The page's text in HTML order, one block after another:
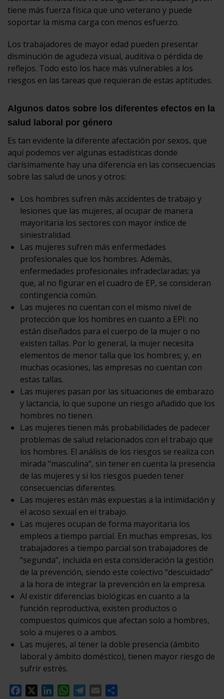
tiene más fuerza física que uno veterano y puede
soportar la misma carga con menos esfuerzo.
Los trabajadores de mayor edad pueden presentar
disminución de agudeza visual, auditiva o pérdida de
reflejos. Todo esto los hace más vulnerables a los
riesgos en las tareas que requieran de estas aptitudes.
Algunos datos sobre los diferentes efectos en la
salud laboral por género
Es tan evidente la diferente afectación por sexos, que
aquí podemos ver algunas estadísticas donde
clarísimamente hay una diferencia en las consecuencias
sobre las salud de unos y otros:
Los hombres sufren más accidentes de trabajo y
lesiones que las mujeres, al ocupar de manera
mayoritaria los sectores con mayor índice de
siniestralidad.
Las mujeres sufren más enfermedades
profesionales que los hombres. Además,
enfermedades profesionales infradeclaradas; ya
que, al no figurar en el cuadro de EP, se consideran
contingencia común.
Las mujeres no cuentan con el mismo nivel de
protección que los hombres en cuanto a EPI: no
están diseñados para el cuerpo de la mujer o no
existen tallas. Por lo general, la mujer necesita
elementos de menor talla que los hombres; y, en
muchas ocasiones, las empresas no cuentan con
estas tallas.
Las mujeres pasan por las situaciones de embarazo
y lactancia, lo que supone un riesgo añadido que los
hombres no tienen.
Las mujeres tienen más probabilidades de padecer
problemas de salud relacionados con el trabajo que
los hombres. El análisis de los riesgos se realiza con
mirada “masculina”, sin tener en cuenta la presencia
de las mujeres y si los riesgos pueden tener
consecuencias diferentes.
Las mujeres están más expuestas a la intimidación y
el acoso sexual en el trabajo.
Las mujeres ocupan de forma mayoritaria los
empleos a tiempo parcial. En muchas empresas, los
trabajadores a tiempo parcial son trabajadores de
“segunda”, incluida en esta consideración la gestión
de la prevención, siendo este colectivo “descuidado”
a la hora de integrar la prevención en la empresa.
Al existir diferencias biológicas en cuanto a la
función reproductiva, existen productos o
compuestos químicos que afectan solo a hombres,
solo a mujeres o a ambos.
Las mujeres, al tener la doble presencia (ámbito
laboral y ámbito doméstico), tienen mayor riesgo de
sufrir estrés.
Facebook
LinkedInWhatsApp
Telegram
Email